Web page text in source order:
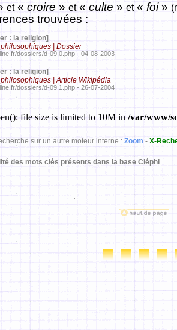
et« croire » et« culte » et« foi»
trouvées :
: la religion]
| Dossier
dossiers/d-09,0.php - 04-08-2003
: la religion]
| Article Wikipédia
dossiers/d-09,1.php - 26-07-2004
file size is limited to 10M in /var/www/
sur un autre moteur interne : Zoom - X-
des mots clés présents dans la base Cléphi